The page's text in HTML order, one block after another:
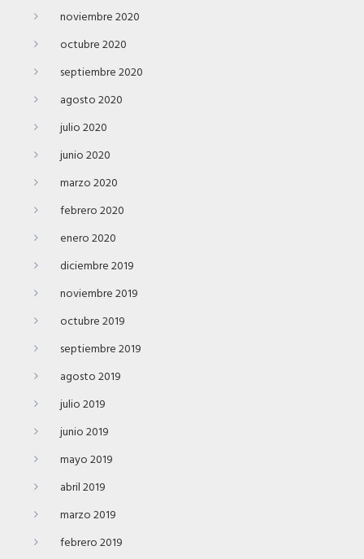
noviembre 2020
octubre 2020
septiembre 2020
agosto 2020
julio 2020
junio 2020
marzo 2020
febrero 2020
enero 2020
diciembre 2019
noviembre 2019
octubre 2019
septiembre 2019
agosto 2019
julio 2019
junio 2019
mayo 2019
abril 2019
marzo 2019
febrero 2019